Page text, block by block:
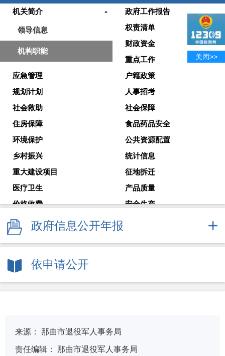
机关简介 -
领导信息
机构职能
政府工作报告
权责清单
财政资金
重点工作
应急管理
户籍政策
规划计划
人事招考
社会救助
社会保障
住房保障
食品药品安全
环境保护
公共资源配置
乡村振兴
统计信息
重大建设项目
征地拆迁
医疗卫生
产品质量
价格收费
安全生产
减税降费
审计公告
政府常务会议
政府信息公开年报
依申请公开
来源： 那曲市退役军人事务局
责任编辑： 那曲市退役军人事务局
关闭>>